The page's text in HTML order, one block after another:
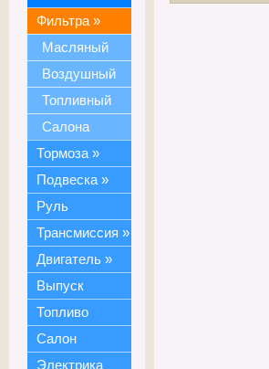
Фильтра »
Масляный
Воздушный
Топливный
Салона
Тормоза »
Подвеска »
Руль
Трансмиссия »
Двигатель »
Выпуск
Топливо
Салон
Электрика